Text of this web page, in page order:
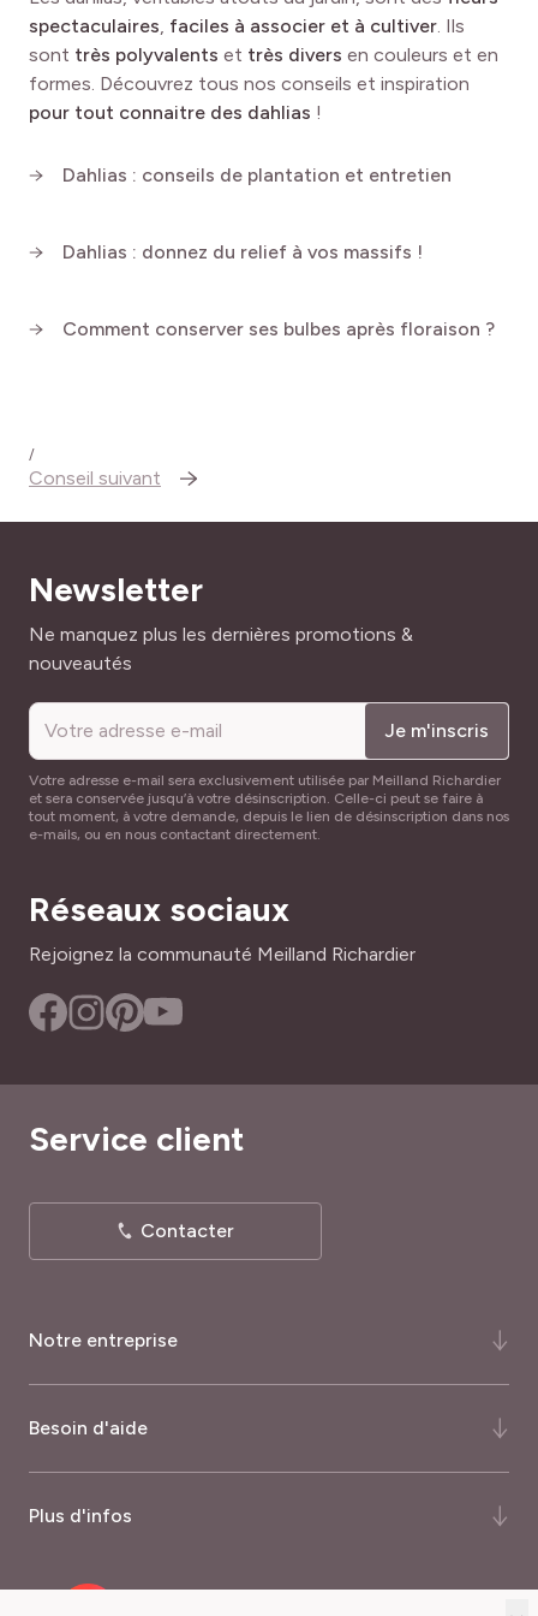
drainage pour éviter l’excès d’eau.
À quelles plantes l'associer ?
Il se marieidéalement avec des plantes aux besoins
Pétunias retombants: Pour une cascade de couleurs
partageant les mêmes exigences en soleil et arrosage.
pour un jardin haut en couleur. Avec ses fleurs
son portcompact et safacilité de culture, il s’intègre
parfaitement
spectacle
spectaculaires faciles à associer et à cultiver . Ils
sont très polyvalents et très divers en couleurs et en
formes. Découvrez tous nos conseils et inspiration
pour tout connaitre des dahlias !
Dahlias : conseils de plantation et entretien
Dahlias : donnez du relief à vos massifs !
Comment conserver ses bulbes après floraison ?
/
Conseil suivant
Newsletter
Adresse mail
Ne manquez plus les dernières promotions &
nouveautés
Je m'inscris
Votre adresse e-mail sera exclusivement utilisée par Meilland Richardier
et sera conservée jusqu’à votre désinscription. Celle-ci peut se faire à
tout moment, à votre demande, depuis le lien de désinscription dans nos
e-mails, ou en nous contactant directement.
Réseaux sociaux
Rejoignez la communauté Meilland Richardier
Notre entreprise
Besoin d'aide
Quand commander ?
Plus d'infos
Nos garanties
Service client
Contacter